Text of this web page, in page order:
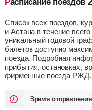
Расписание поездов
Список всех поездов,
и Астана в течение
уникальный годовой
билетов доступно
поезда. Подробная
прибытия, остановках,
фирменные поезда РЖД.
Время